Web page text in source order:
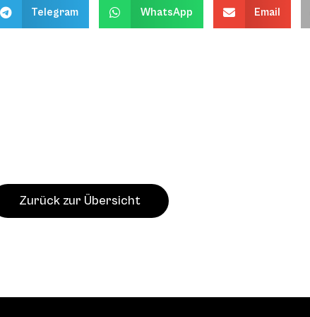
Telegram WhatsApp Email
Zurück zur Übersicht